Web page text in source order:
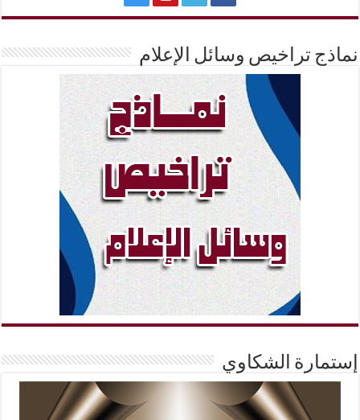
نماذج تراخيص وسائل الإعلام
إستمارة الشكاوي